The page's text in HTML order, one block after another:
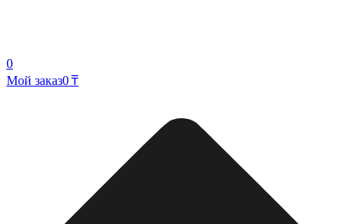
0
Мой заказ0 ₸